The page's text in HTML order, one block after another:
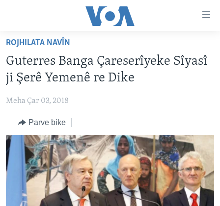
Yekser
naveroka
serekî
Yekser
here
serekî
Yekser
here
Lêgerînê
FOTO GALERÎ
RADYO
HEVPEYVÎN
HERÊMÊN KURDAN
AMERÎKA
TIRKÎYE
SÛRÎYE
ÎRAQ
ÎRAN
ROJHILATA NAVÎN
ROJHILATA NAVÎN
Guterres Banga Çareserîyeke Sîyasî
ji Şerê Yemenê re Dike
Meha Çar 03, 2018
Parve bike